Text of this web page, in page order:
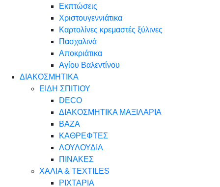
Εκπτώσεις
Χριστουγεννιάτικα
Καρτολίνες κρεμαστές ξύλινες
Πασχαλινά
Αποκριάτικα
Αγίου Βαλεντίνου
ΔΙΑΚΟΣΜΗΤΙΚΑ
ΕΙΔΗ ΣΠΙΤΙΟΥ
DECO
ΔΙΑΚΟΣΜΗΤΙΚΑ ΜΑΞΙΛΑΡΙΑ
ΒΑΖΑ
ΚΑΘΡΕΦΤΕΣ
ΛΟΥΛΟΥΔΙΑ
ΠΙΝΑΚΕΣ
ΧΑΛΙΑ & TEXTILES
ΡΙΧΤΑΡΙΑ